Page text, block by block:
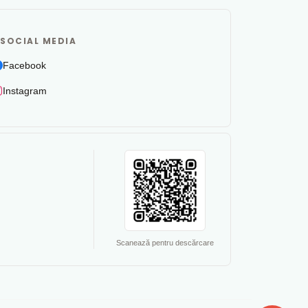
SOCIAL MEDIA
Facebook
Instagram
Scanează pentru descărcare